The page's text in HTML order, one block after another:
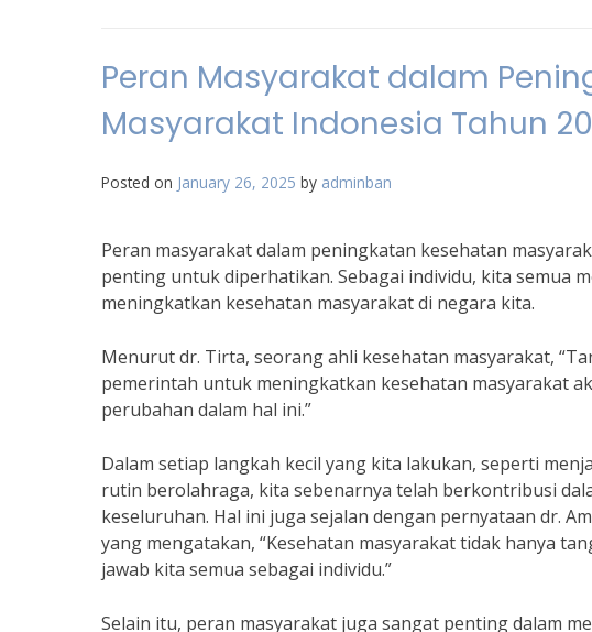
Peran Masyarakat dalam
Masyarakat Indonesia Tahun
Posted on January 26, 2025 by adminban
Peran masyarakat dalam peningkatan kesehatan
penting untuk diperhatikan. Sebagai individu, kita semua
meningkatkan kesehatan masyarakat di negara kita.
Menurut dr. Tirta, seorang ahli kesehatan masyarakat,
pemerintah untuk meningkatkan kesehatan masyarakat
perubahan dalam hal ini.”
Dalam setiap langkah kecil yang kita lakukan, seperti
rutin berolahraga, kita sebenarnya telah berkontribusi
keseluruhan. Hal ini juga sejalan dengan pernyataan dr.
yang mengatakan, “Kesehatan masyarakat tidak hanya
jawab kita semua sebagai individu.”
Selain itu, peran masyarakat juga sangat penting dalam